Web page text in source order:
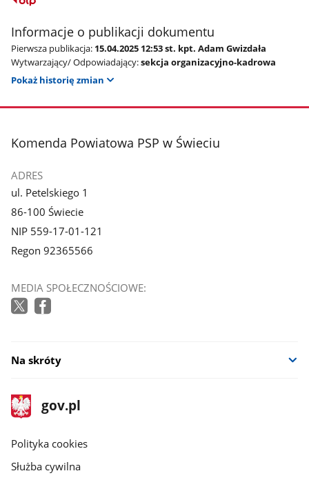
Informacje o publikacji dokumentu
Pierwsza publikacja: 15.04.2025 12:53 st. kpt. Adam Gwizdała
Wytwarzający/ Odpowiadający:sekcja organizacyjno-kadrowa
Pokaż historię zmian
stopka
Komenda Powiatowa PSP w Świeciu
ADRES
ul. Petelskiego 1
86-100 Świecie
NIP 559-17-01-121
Regon 92365566
MEDIA SPOŁECZNOŚCIOWE:
Na skróty
stopka
gov.pl
Strona
gov.pl
gov.pl
Polityka cookies
Służba cywilna